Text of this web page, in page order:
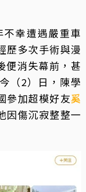
不幸遭遇嚴重車
歷多次手術與漫
便消失幕前，甚
（2）日，陳學
參加超模好友奚
因傷沉寂整整一